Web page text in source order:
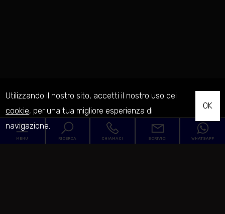
MENU RICERCA CHIAMACI SCRIVICI WHATSAPP
Utilizzando il nostro sito, accetti il nostro uso dei
cookie, per una tua migliore esperienza di
navigazione.
OK